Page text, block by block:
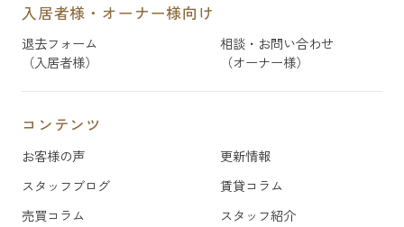
入居者様・オーナー様向け
退去フォーム
（入居者様）
相談・お問い合わせ
（オーナー様）
コンテンツ
お客様の声
更新情報
スタッフブログ
賃貸コラム
売買コラム
スタッフ紹介